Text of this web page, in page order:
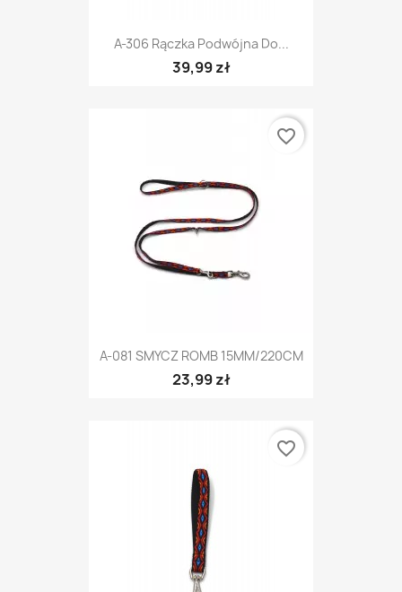
A-306 Rączka Podwójna Do...
39,99 zł
A-081 SMYCZ ROMB 15MM/220CM
23,99 zł
favorite_border
favorite_border